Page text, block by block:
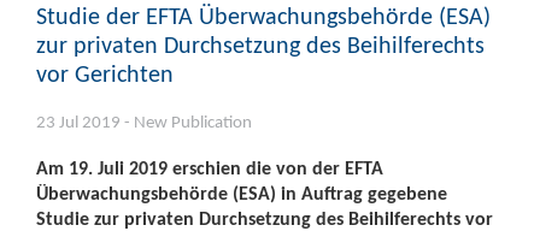
Studie der EFTA Überwachungsbehörde (ESA)
zur privaten Durchsetzung des Beihilferechts
vor Gerichten
23 Jul 2019 - New Publication
Am 19. Juli 2019 erschien die von der EFTA
Überwachungsbehörde (ESA) in Auftrag gegebene
Studie zur privaten Durchsetzung des Beihilferechts vor